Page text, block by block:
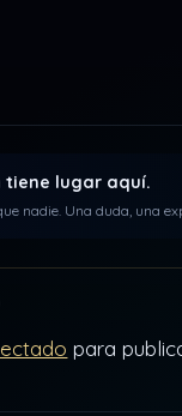
tiene lugar aquí.
nadie. Una duda, una
para